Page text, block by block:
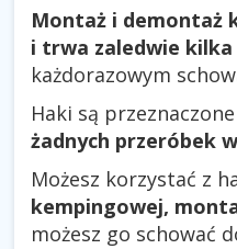
Montaż i demontaż
i trwa zaledwie kilka
każdorazowym
Haki są
żadnych przeróbek
Możesz korzystać z
kempingowej,
możesz go schować